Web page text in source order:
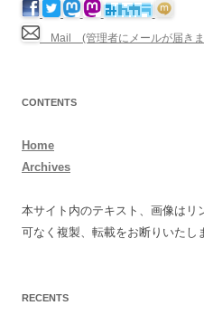
Mail (管理者にメールが届き
CONTENTS
Home
Archives
本サイト内のテキスト、画像はリ
可なく複製、転載をお断りいたし
RECENTS